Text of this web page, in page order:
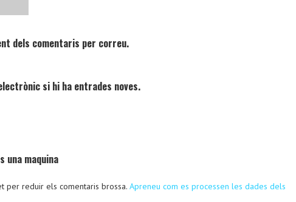
dels comentaris per correu.
si hi ha entrades noves.
una maquina
per reduir els comentaris brossa. Apreneu com es processen les dades dels